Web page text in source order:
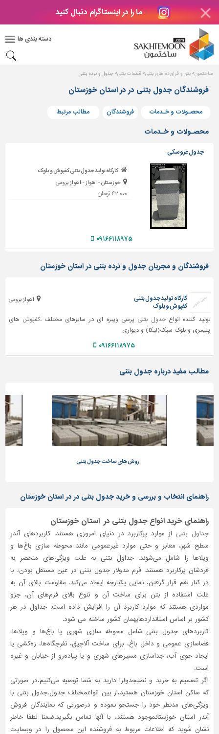
ما را در اینستاگرام دنبال کنید
دسته بندی ها
دکوراسیون
بتن
های
بتنی
و
پنجره
ساختمانی
پله،
نرده
و
حفاظ
دیوارپوش،
سرویس
ابزار،یراق
و
ماشین
آلات
برقی،روشنایی،ایمنی
محوطه
سازی
ترافیک
و
سایر
ساختمون بتن و فراورده های بتنی قطعات بتنی جدول و نرده بتنی
فروشندگان جدول بتنی در در استان خوزستان
محصـولات و خـدمات فروشندگان مطالب مرتبط
محصـولات و خـدمات
جدول عروسکی
کارکاه تولید جدول بتنی کفپوش و بلوک
خوزستان - اهواز - اهواز برومی
۴۲,۰۰۰ تومان
۰۹۱۶۶۱۱۸۹۷۵
فروشندگان و مجریان جدول و نرده بتنی در استان خوزستان
اهواز برومی
کارکاه تولید جدول بتنی
کفپوش و بلوک
تولید کننده انواعجدول بتنی پرسی ویبره ای در سایزهای مختلف .کفپوش های
پلیمری و بلوک سبک(لیکا) و دیواری
۰۹۱۶۶۱۱۸۹۷۵
مطالب مفید درباره جدول بتنی
روش های ساخت جدول بتنی
راهنمای انتخاب و بررسی و خرید جدول بتنی در در استان خوزستان
راهنمای خرید انواع جدول بتنی در استان خوزستان
جداول بتنی از موارد پرکاربرد در دنیای امروزی هستند. کاربردهای آندر
سطح شهر، معابر و حتی موارد غیرعمومی مانند محوطه سازی باغ‌ها و
ویلاها را شامل می‌شوند. جداول بتنی به علت ویژگی‌های منحصر به
فردشان پرکاربرد هستند. فرم مدولار جدول بتنی در عین مستقل بودن، با
در کنار هم قرار گرفتن، نمایی یکپارچه ایجاد می‌کند. مقاومت بالای آن به
علت استفاده از بتن برای ساخت آن و تنوع بالای فرم‌های آن، جزو
مواردی‌ هستند که موارد کاربرد آن را افزایش داده است. جداول در هر
کشور بر اساس استانداردهایهمان کشور ساخته می شود.
کاربردهای جدول بتنی شامل محوطه سازی شهری یا باغ‌ها و ویلاها،
فضاسازی عمومی و داخل باغ، برای ساخت آلاچیق، تفرجگاه‌ها، زه‌کشی یا
ایجاد جوی آب، جداسازی مسیرهای شهری و یا پیاده‌رو از خیابان و غیره
است.
اگر تصمیم به خرید و نصبجدولرا دارید به شما توصیه می‌کنیم،در صورتی
که ساکن استان خوزستان هستید،از بین انواعمختلف جدول،جدول بتنی با
ویژگی‌های مدنظر خود را جستجو نموده و درصورتی‌ که نمایندگان فروش
آندر استان خوزستانموجود هستند، با آنها تماس بگیرید.ضمنا لطفا خاطر
نشان شوید که اطلاعات مربوط به فروشنده این محصول را در وبسایت